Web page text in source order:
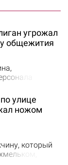
угрожал
общежития
что в
угрожал
неизвестном
задержали
улице
ножом
который